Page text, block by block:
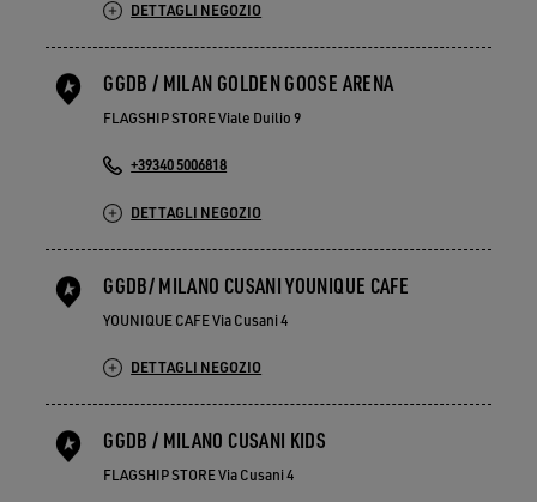
DETTAGLI NEGOZIO
GGDB / MILAN GOLDEN GOOSE ARENA
FLAGSHIP STORE Viale Duilio 9
+39340 5006818
DETTAGLI NEGOZIO
GGDB/ MILANO CUSANI YOUNIQUE CAFE
YOUNIQUE CAFE Via Cusani 4
DETTAGLI NEGOZIO
GGDB / MILANO CUSANI KIDS
FLAGSHIP STORE Via Cusani 4